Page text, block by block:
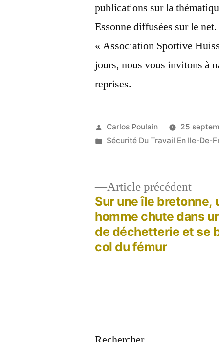
publications sur la
Essonne diffusées sur le
« Association Sportive
jours, nous vous invitons à
reprises.
Publié
par
Carlos Poulain
25
Publié
Sécurité Du Travail En Ile-De-
Navigation
Article précédentArticle
Sur une île bretonne,
homme chute dans
de déchetterie et se
col du fémur